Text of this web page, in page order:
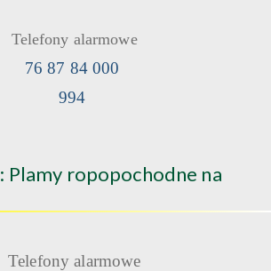
Telefony alarmowe
76 87 84 000
994
: Plamy ropopochodne na
Telefony alarmowe